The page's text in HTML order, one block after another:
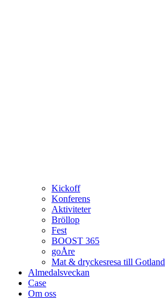
Kickoff
Konferens
Aktiviteter
Bröllop
Fest
BOOST 365
goÅre
Mat & dryckesresa till Gotland
Almedalsveckan
Case
Om oss